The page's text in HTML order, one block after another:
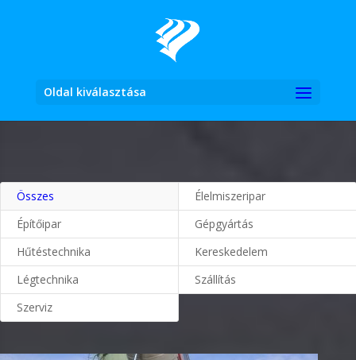
Oldal kiválasztása
Összes
Élelmiszeripar
Építőipar
Gépgyártás
Hűtéstechnika
Kereskedelem
Légtechnika
Szállítás
Szerviz